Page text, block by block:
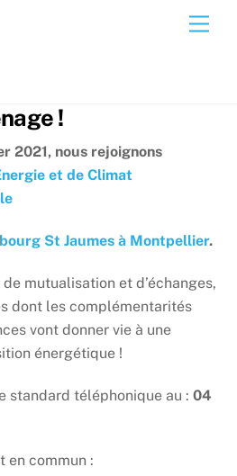
!
2021, nous rejoignons
et de Climat
St Jaumes à Montpellier.
mutualisation et d’échanges,
dont les complémentarités
vont donner vie à une
énergétique !
standard téléphonique au : 04
en commun :